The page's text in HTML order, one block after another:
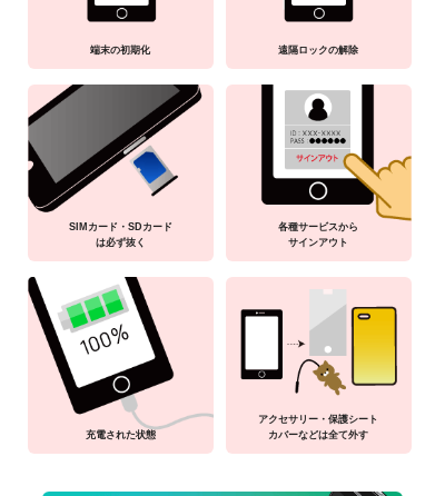
端末の初期化 遠隔ロックの解除
SIMカード・SDカード
は必ず抜く
各種サービスから
サインアウト
充電された状態
アクセサリー・保護シート
カバーなどは全て外す